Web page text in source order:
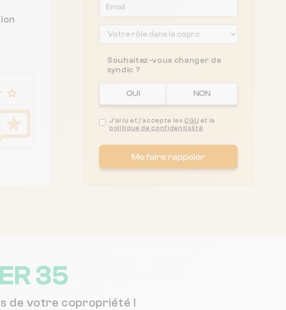
Souhaitez-vous changer de
syndic ?
OUI NON
J'ai lu et j'accepte les CGU et la
politique de confidentialité
Me faire rappeler
35
de votre copropriété !